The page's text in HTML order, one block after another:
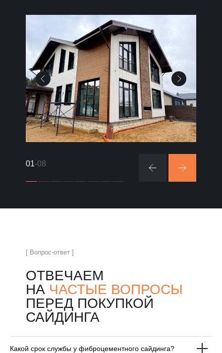
01-08
ОТВЕЧАЕМ
НА ЧАСТЫЕ ВОПРОСЫ
ПЕРЕД ПОКУПКОЙ
САЙДИНГА
[ Вопрос-ответ ]
Какой срок службы у фиброцементного сайдинга?